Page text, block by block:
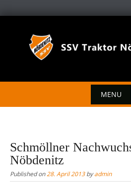
MENU
content
Schmöllner
Nöbdenitz
Published on28. April 2013byadmin